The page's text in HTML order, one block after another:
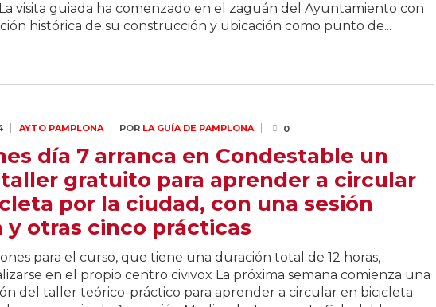
visita guiada ha comenzado en el zaguán del Ayuntamiento con
histórica de su construcción y ubicación como punto de...
AYTO PAMPLONA POR LA GUÍA DE PAMPLONA 0
día 7 arranca en Condestable un
gratuito para aprender a circular
por la ciudad, con una sesión
y otras cinco prácticas
para el curso, que tiene una duración total de 12 horas,
en el propio centro civivox La próxima semana comienza una
del taller teórico-práctico para aprender a circular en bicicleta